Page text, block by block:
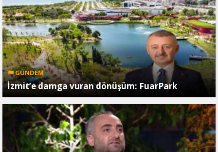
GÜNDEM
İzmit’e damga vuran dönüşüm: FuarPark